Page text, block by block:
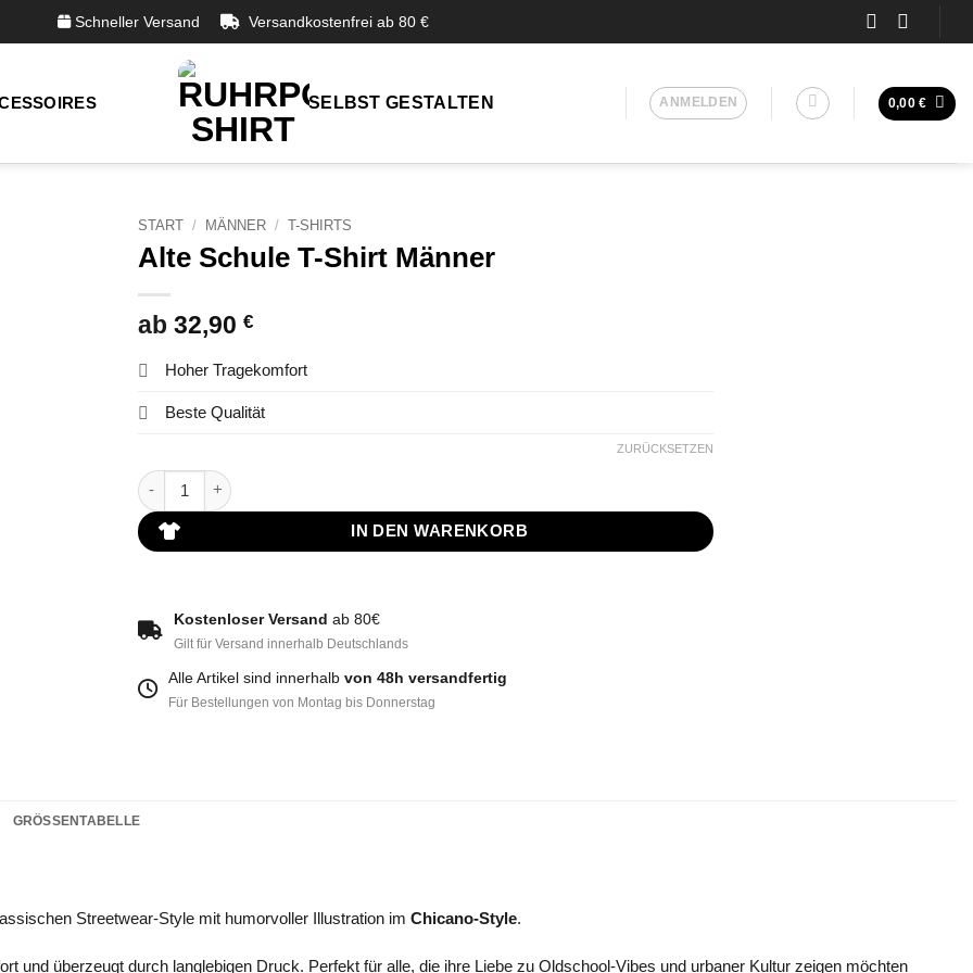
Schneller Versand Versandkostenfrei ab 80 €
SELBST GESTALTEN ANMELDEN 0,00€
START / MÄNNER / T-SHIRTS
Alte Schule T-Shirt Männer
ab 32,90 €
Hoher Tragekomfort
Beste Qualität
ZURÜCKSETZEN
Alte Schule T-Shirt Männer Menge
IN DEN WARENKORB
Kostenloser Versand ab 80€
Gilt für Versand innerhalb Deutschlands
Alle Artikel sind innerhalb von 48h versandfertig
Für Bestellungen von Montag bis Donnerstag
GRÖSSENTABELLE
Streetwear-Style mit humorvoller Illustration im Chicano-Style.
und überzeugt durch langlebigen Druck. Perfekt für alle, die ihre Liebe zu Oldschool-Vibes und urbaner Kultur zeigen möchten